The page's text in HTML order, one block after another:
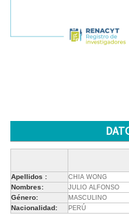
Apellidos : CHIA WONG
Nombres: JULIO ALFONSO
Género: MASCULINO
Nacionalidad: PERÚ